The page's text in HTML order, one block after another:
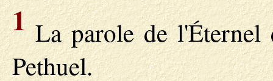
1La parole de l'Éternel
Pethuel.